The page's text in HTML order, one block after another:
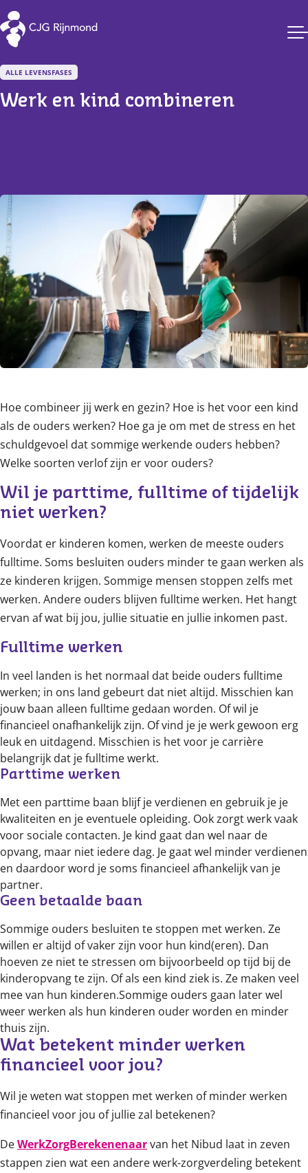
CJG Rijnmond
ALLE LEVENSFASES
Werk en kind combineren
Hoe combineer jij werk en gezin? Hoe is het voor een kind
als de ouders werken? Hoe ga je om met de stress en het
schuldgevoel dat sommige werkende ouders hebben?
Welke soorten verlof zijn er voor ouders?
Wil je parttime, fulltime of tijdelijk
niet werken?
Voordat er kinderen komen, werken de meeste ouders
fulltime. Soms besluiten ouders minder te gaan werken als
ze kinderen krijgen. Sommige mensen stoppen zelfs met
werken. Andere ouders blijven fulltime werken. Het hangt
ervan af wat bij jou, jullie situatie en jullie inkomen past.
Fulltime werken
In veel landen is het normaal dat beide ouders fulltime
werken; in ons land gebeurt dat niet altijd. Misschien kan
jouw baan alleen fulltime gedaan worden. Of wil je
financieel onafhankelijk zijn. Of vind je je werk gewoon erg
leuk en uitdagend. Misschien is het voor je carrière
belangrijk dat je fulltime werkt.
Parttime werken
Met een parttime baan blijf je verdienen en gebruik je je
kwaliteiten en je eventuele opleiding. Ook zorgt werk vaak
voor sociale contacten. Je kind gaat dan wel naar de
opvang, maar niet iedere dag. Je gaat wel minder verdienen
en daardoor word je soms financieel afhankelijk van je
partner.
Geen betaalde baan
Sommige ouders besluiten te stoppen met werken. Ze
willen er altijd of vaker zijn voor hun kind(eren). Dan
hoeven ze niet te stressen om bijvoorbeeld op tijd bij de
kinderopvang te zijn. Of als een kind ziek is. Ze maken veel
mee van hun kinderen.Sommige ouders gaan later wel
weer werken als hun kinderen ouder worden en minder
thuis zijn.
Wat betekent minder werken
financieel voor jou?
Wil je weten wat stoppen met werken of minder werken
financieel voor jou of jullie zal betekenen?
DeWerkZorgBerekenenaarvan het Nibud laat in zeven
stappen zien wat een andere werk-zorgverdeling betekent